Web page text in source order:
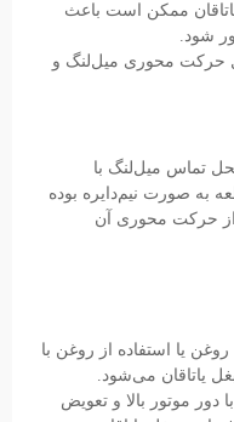
ممکن است باعث
شود.
حرکت محوری میل‌لنگ و
تماس میل‌لنگ با
به صورت نیم‌دایره بوده
حرکت محوری آن
یا استفاده از روغن با
یاتاقان می‌شود.
دور موتور بالا و تعویض